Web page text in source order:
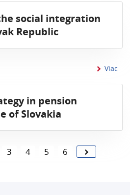
social integration
Republic
Viac
in pension
of Slovakia
3 4 5 6